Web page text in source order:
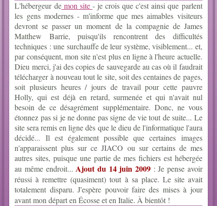
L'hébergeur demon site - je crois que c'est ainsi que parlent
les gens modernes - m'informe que mes aimables visiteurs
devront se passer un moment de la compagnie de James
Matthew Barrie, puisqu'ils rencontrent des difficultés
techniques : une surchauffe de leur système, visiblement... et,
par conséquent, mon site n'est plus en ligne à l'heure actuelle.
Dieu merci, j'ai des copies de sauvegarde au cas où il faudrait
télécharger à nouveau tout le site, soit des centaines de pages,
soit plusieurs heures / jours de travail pour cette pauvre
Holly, qui est déjà en retard, surmenée et qui n'avait nul
besoin de ce désagrément supplémentaire. Donc, ne vous
étonnez pas si je ne donne pas signe de vie tout de suite... Le
site sera remis en ligne dès que le dieu de l'informatique l'aura
décidé... Il est également possible que certaines images
n'apparaissent plus sur ce JIACO ou sur certains de mes
autres sites, puisque une partie de mes fichiers est hébergée
au même endroit...Ajout du 14 juin 2009 : Je pense avoir
réussi à remettre (quasiment) tout à sa place. Le site avait
totalement disparu. J'espère pouvoir faire des mises à jour
avant mon départ en Écosse et en Italie. À bientôt !